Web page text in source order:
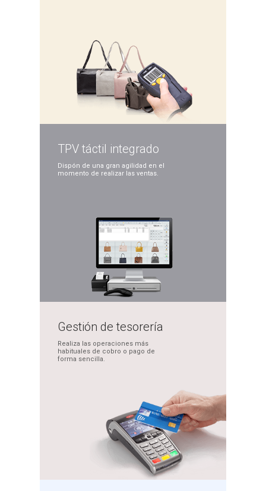
TPV táctil integrado
Dispón de una gran agilidad en el
momento de realizar las ventas.
Gestión de tesorería
Realiza las operaciones más
habituales de cobro o pago de
forma sencilla.